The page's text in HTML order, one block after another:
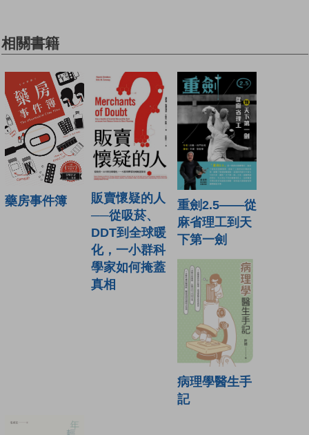
相關書籍
藥房事件簿
販賣懷疑的人
──從吸菸、
DDT到全球暖
化，一小群科
學家如何掩蓋
真相
重劍2.5——從
麻省理工到天
下第一劍
病理學醫生手
記